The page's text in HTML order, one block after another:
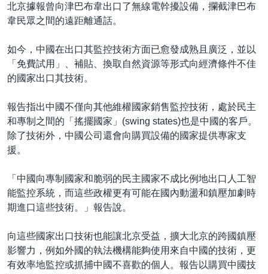
北京據報曾向津巴布韋出口了無線電幹擾設備，攔截津巴布
韋民眾之間的遠距離通話。
如今，中國在出口其監控技術方面已愈發成熟且廣泛，並以
「免費試用」、補貼、換取自然資源等形式向經濟條件不佳
的國家出口其技術。
報告指出中國不僅向其他維權國家銷售監控技術，處於民主
和專制之間的「搖擺國家」(swing states)也是中國的客戶。
除了技術外，中國公司還會向購買設備的國家提供專家支
援。
「中國向專制國家和脆弱的民主國家不成比例地出口人工智
能監控系統，而這些政權更有可能在國內動盪和鎮壓加劇時
期進口這些技術。」報告說。
向這些國家出口技術也能讓北京受益，擴大北京的跨國鎮壓
影響力，例如外國的執法機構能夠使用來自中國的技術，更
有效率地監控或抓捕中國不喜歡的個人。報告以購買中國技